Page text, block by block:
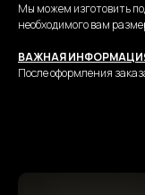
Мы можем изготовить
необходимого вам
ВАЖНАЯ
После оформления